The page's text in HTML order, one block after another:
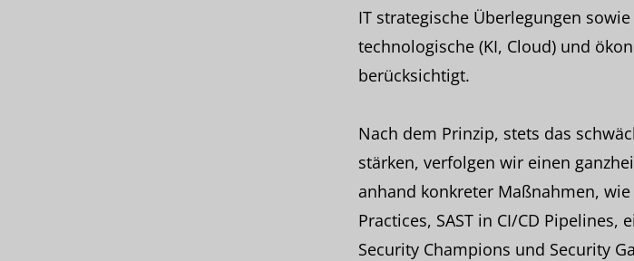
IT strategische Überlegungen sowie
technologische (KI, Cloud) und
berücksichtigt.
Nach dem Prinzip, stets das
stärken, verfolgen wir einen
anhand konkreter Maßnahmen,
Practices, SAST in CI/CD Pipelines,
Security Champions und Security